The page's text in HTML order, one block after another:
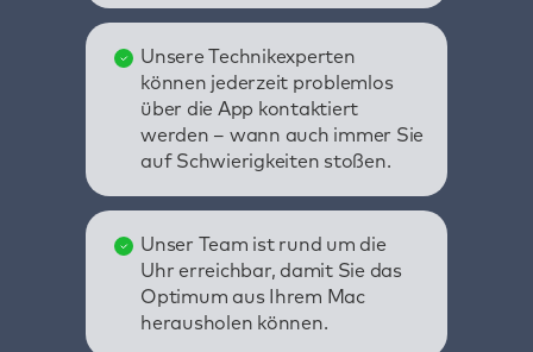
Unsere Technikexperten
können jederzeit problemlos
über die App kontaktiert
werden – wann auch immer Sie
auf Schwierigkeiten stoßen.
Unser Team ist rund um die
Uhr erreichbar, damit Sie das
Optimum aus Ihrem Mac
herausholen können.